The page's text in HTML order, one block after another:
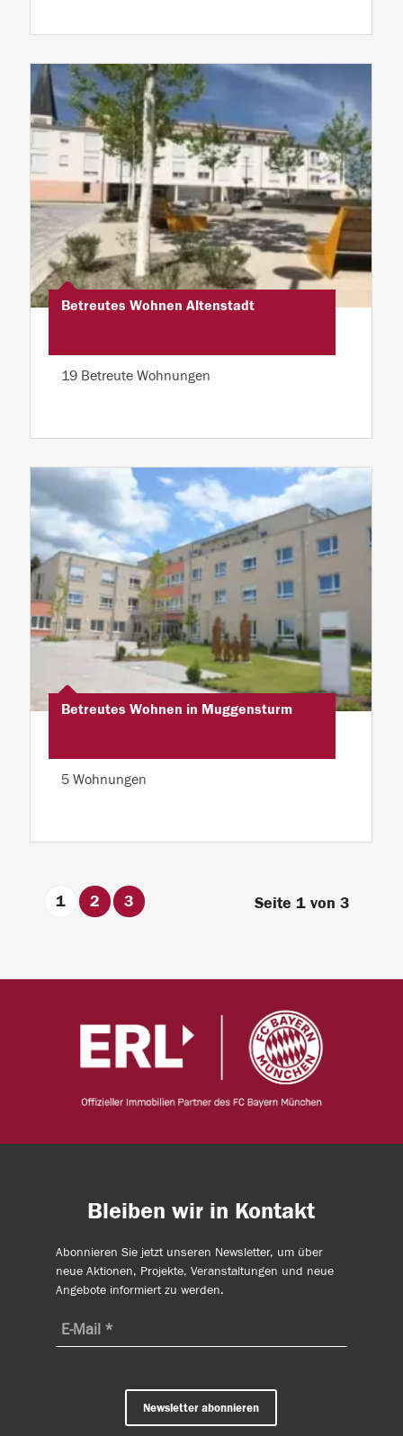
Betreutes Wohnen Altenstadt
19 Betreute Wohnungen
Betreutes Wohnen in Muggensturm
5 Wohnungen
Seite 1 von 3
1 2 3
Bleiben wir in Kontakt
Abonnieren Sie jetzt unseren Newsletter, um über
neue Aktionen, Projekte, Veranstaltungen und neue
Angebote informiert zu werden.
Newsletter abonnieren